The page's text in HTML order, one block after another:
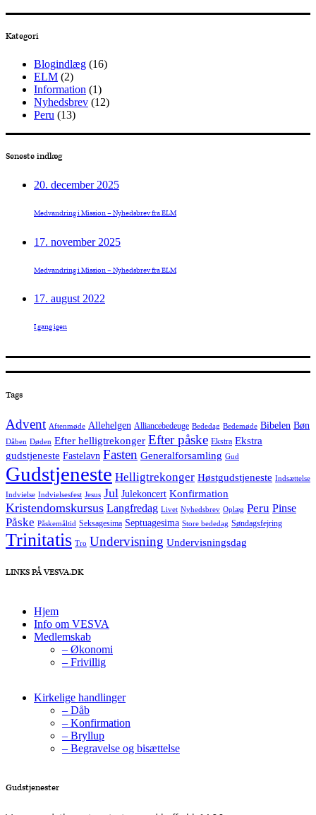
Kategori
Blogindlæg (16)
ELM (2)
Information (1)
Nyhedsbrev (12)
Peru (13)
Seneste indlæg
20. december 2025
Medvandring i Mission – Nyhedsbrev fra ELM
17. november 2025
Medvandring i Mission – Nyhedsbrev fra ELM
17. august 2022
I gang igen
Tags
Advent Aftenmøde Allehelgen Alliancebedeuge Bededag Bedemøde Bibelen Bøn
Dåben Døden Efter helligtrekonger Efter påske Ekstra Ekstra
gudstjeneste Fastelavn Fasten Generalforsamling Gud
Gudstjeneste Helligtrekonger Høstgudstjeneste Indsættelse
Indvielse Indvielsesfest Jesus Jul Julekoncert Konfirmation
Kristendomskursus Langfredag Livet Nyhedsbrev Oplæg Peru Pinse
Påske Påskemåltid Seksagesima Septuagesima Store bededag Søndagsfejring
Trinitatis Tro Undervisning Undervisningsdag
LINKS PÅ VESVA.DK
Hjem
Info om VESVA
Medlemskab
– Økonomi
– Frivillig
Kirkelige handlinger
– Dåb
– Konfirmation
– Bryllup
– Begravelse og bisættelse
Gudstjenester